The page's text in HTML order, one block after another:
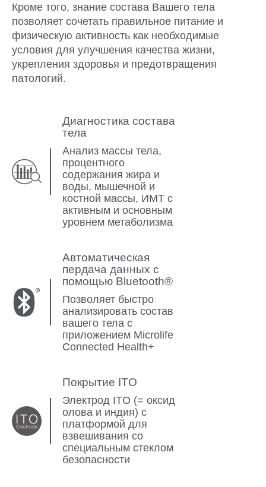
Кроме того, знание состава Вашего тела
позволяет сочетать правильное питание и
физическую активность как необходимые
условия для улучшения качества жизни,
укрепления здоровья и предотвращения
патологий.
Диагностика состава
тела
Анализ массы тела,
процентного
содержания жира и
воды, мышечной и
костной массы, ИМТ с
активным и основным
уровнем метаболизма
Автоматическая
пердача данных с
помощью Bluetooth®
Позволяет быстро
анализировать состав
вашего тела с
приложением Microlife
Connected Health+
Покрытие ITO
Электрод ITO (= оксид
олова и индия) с
платформой для
взвешивания со
специальным стеклом
безопасности